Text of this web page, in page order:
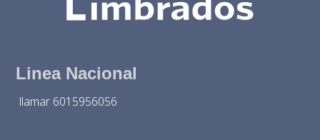
Linea Nacional
llamar 6015956056